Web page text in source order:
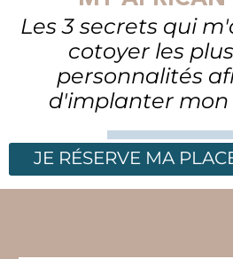
Les 3 secrets qui
cotoyer les
personnalités
d'implanter mon
JE RÉSERVE MA